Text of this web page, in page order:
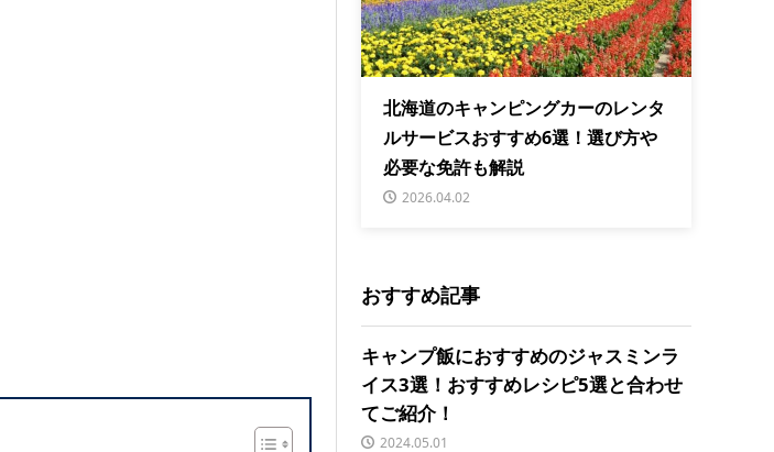
北海道のキャンピングカーのレンタ
ルサービスおすすめ6選！選び方や
必要な免許も解説
2026.04.02
おすすめ記事
キャンプ飯におすすめのジャスミンラ
イス3選！おすすめレシピ5選と合わせ
てご紹介！
2024.05.01